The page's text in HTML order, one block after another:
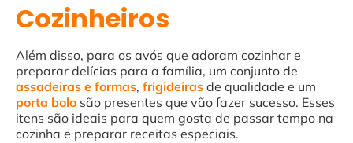
Cozinheiros
Além disso, para os avós que adoram cozinhar e
preparar delícias para a família, um conjunto de
assadeiras e formas, frigideiras de qualidade e um
porta bolo são presentes que vão fazer sucesso. Esses
itens são ideais para quem gosta de passar tempo na
cozinha e preparar receitas especiais.